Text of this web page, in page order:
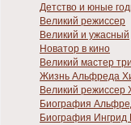
Детство и юные
Великий режиссер
Великий и ужасный
Новатор в кино
Великий мастер
Жизнь Альфреда
Великий режиссер
Биография
Биография Ингрид